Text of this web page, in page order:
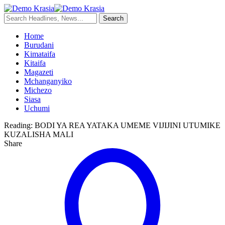
Home
Burudani
Kimataifa
Kitaifa
Magazeti
Mchanganyiko
Michezo
Siasa
Uchumi
Reading: BODI YA REA YATAKA UMEME VIJIJINI UTUMIKE
KUZALISHA MALI
Share